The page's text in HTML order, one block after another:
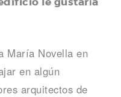
María Novella en
en algún
arquitectos de